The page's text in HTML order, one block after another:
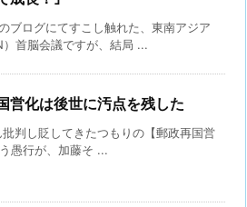
ブログにてすこし触れた、東南アジア
）首脳会議ですが、結局 ...
営化は後世に汚点を残した
批判し貶してきたつもりの【郵政再国営
愚行が、加藤そ ...